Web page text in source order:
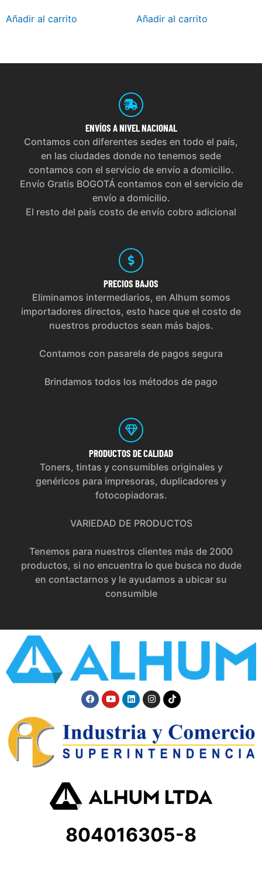
Añadir al carrito Añadir al carrito
ENVÍOS A NIVEL NACIONAL
Contamos con diferentes sedes en todo el país,
en las ciudades donde no tenemos sede
contamos con el servicio de envío a domicilio.
Envío Gratis BOGOTÁ contamos con el servicio de
envío a domicilio.
El resto del país costo de envío cobro adicional
PRECIOS BAJOS
Eliminamos intermediarios, en Alhum somos
importadores directos, esto hace que el costo de
nuestros productos sean más bajos.
Contamos con pasarela de pagos segura
Brindamos todos los métodos de pago
PRODUCTOS DE CALIDAD
Toners, tintas y consumibles originales y
genéricos para impresoras, duplicadores y
fotocopiadoras.
VARIEDAD DE PRODUCTOS
Tenemos para nuestros clientes más de 2000
productos, si no encuentra lo que busca no dude
en contactarnos y le ayudamos a ubicar su
consumible
804016305-8